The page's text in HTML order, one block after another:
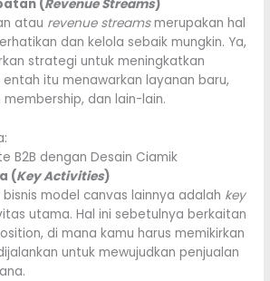
(Revenue Streams)
atau revenue streamsmerupakan hal
dan kelola sebaik mungkin. Ya,
strategi untuk meningkatkan
itu menawarkan layanan baru,
dan lain-lain.
B2B dengan Desain Ciamik
(Key Activities)
model canvas lainnya adalah key
utama. Hal ini sebetulnya berkaitan
di mana kamu harus memikirkan
untuk mewujudkan penjualan